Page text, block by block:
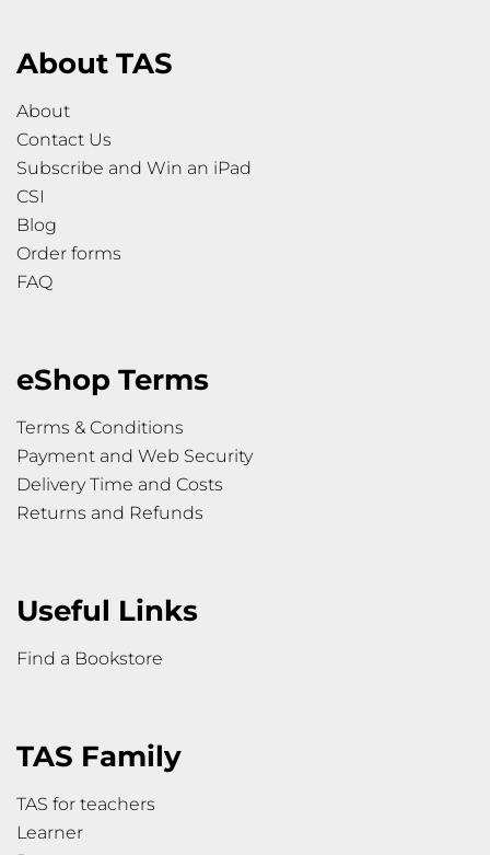
About TAS
About
Contact Us
Subscribe and Win an iPad
CSI
Blog
Order forms
FAQ
eShop Terms
Terms & Conditions
Payment and Web Security
Delivery Time and Costs
Returns and Refunds
Useful Links
Find a Bookstore
TAS Family
TAS for teachers
Learner